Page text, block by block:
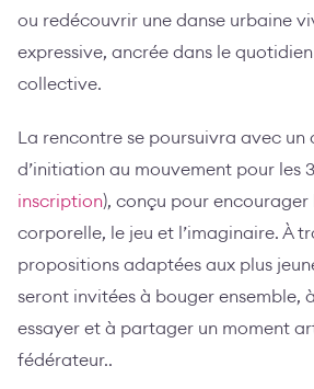
ou redécouvrir une danse urbaine
expressive, ancrée dans le
collective.
La rencontre se poursuivra avec un
d’initiation au mouvement pour les
inscription), conçu pour encourager
corporelle, le jeu et l’imaginaire. À
propositions adaptées aux plus
seront invitées à bouger ensemble,
essayer et à partager un moment
fédérateur..